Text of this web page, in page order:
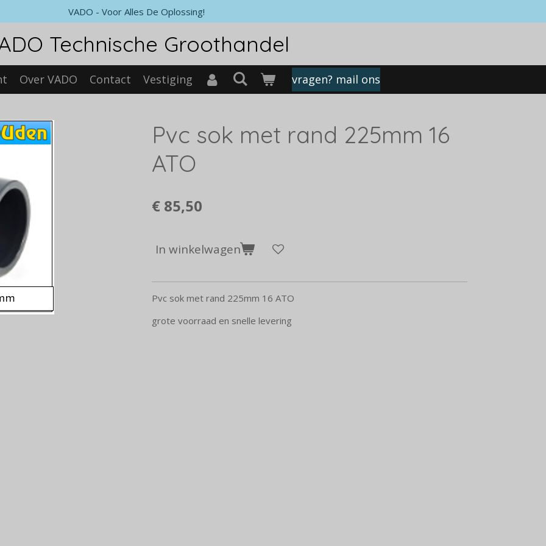
VADO - Voor Alles De Oplossing!
Technische Groothandel
Over VADO Contact Vestiging vragen? mail ons
Pvc sok met rand 225mm 16
ATO
€ 85,50
In winkelwagen
Pvc sok met rand 225mm 16 ATO
grote voorraad en snelle levering